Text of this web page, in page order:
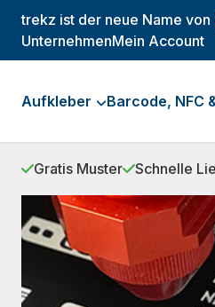
trekz ist der neue Name von
UnternehmenMein Account
Aufkleber Barcode, NFC
Gratis Muster Schnelle